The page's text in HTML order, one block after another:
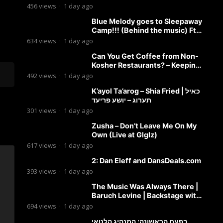
456views · 1 day ago
Blue Melody goes to Sleepaway
Camp!!! (Behind the music) Ft.
Dovid Berger and Chaim Brown
634views · 1 day ago
Can You Get Coffee from Non-
Kosher Restaurants? – Keeping
it Kosher Clips
492views · 1 day ago
K’ayol Ta’arog – Shia Fried | כאיל
תערוג – יושע פריעד
301 views · 1 day ago
Zusha – Don’t Leave Me On My
Own (Live at Glglz)
617views · 1 day ago
2: Dan Eleff and DansDeals.com
393 views · 1 day ago
The Music Was Always There |
Baruch Levine | Backstage with
Benny
694views · 1 day ago
בפעם הראשונה: המנהיג הלטאי